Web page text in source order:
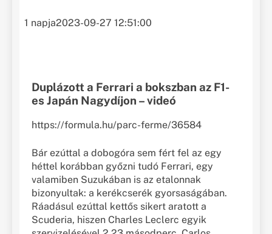
1 napja2023-09-27 12:51:00
Duplázott a Ferrari a bokszban az F1-
es Japán Nagydíjon – videó
https://formula.hu/parc-ferme/36584
Bár ezúttal a dobogóra sem fért fel az egy
héttel korábban győzni tudó Ferrari, egy
valamiben Suzukában is az etalonnak
bizonyultak: a kerékcserék gyorsaságában.
Ráadásul ezúttal kettős sikert aratott a
Scuderia, hiszen Charles Leclerc egyik